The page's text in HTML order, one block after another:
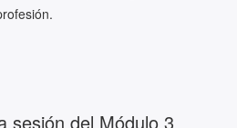
sesión del Módulo 3